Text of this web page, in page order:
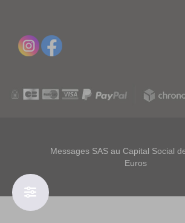
Messages SAS au Capital Social
Euros